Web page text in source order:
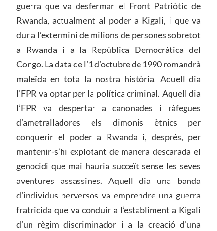
guerra que va desfermar el Front Patriòtic de
Rwanda, actualment al poder a Kigali, i que va
dur a l’extermini de milions de persones sobretot
a Rwanda i a la República Democràtica del
Congo. La data de l’1 d’octubre de 1990 romandrà
maleïda en tota la nostra història. Aquell dia
l’FPR va optar per la política criminal. Aquell dia
l’FPR va despertar a canonades i ràfegues
d’ametralladores els dimonis ètnics per
conquerir el poder a Rwanda i, després, per
mantenir-s’hi explotant de manera descarada el
genocidi que mai hauria succeït sense les seves
aventures assassines. Aquell dia una banda
d’individus perversos va emprendre una guerra
fratricida que va conduir a l’establiment a Kigali
d’un règim discriminador i a la creació d’una